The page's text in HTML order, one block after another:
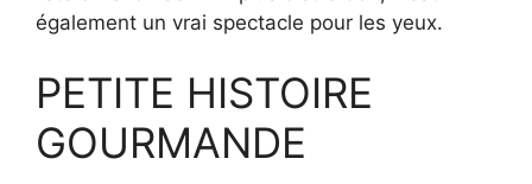
également un vrai spectacle pour les yeux.
PETITE HISTOIRE
GOURMANDE